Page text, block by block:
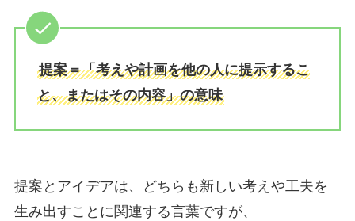
提案＝「考えや計画を他の人に提示するこ
と、またはその内容」の意味
提案とアイデアは、どちらも新しい考えや工夫を
生み出すことに関連する言葉ですが、